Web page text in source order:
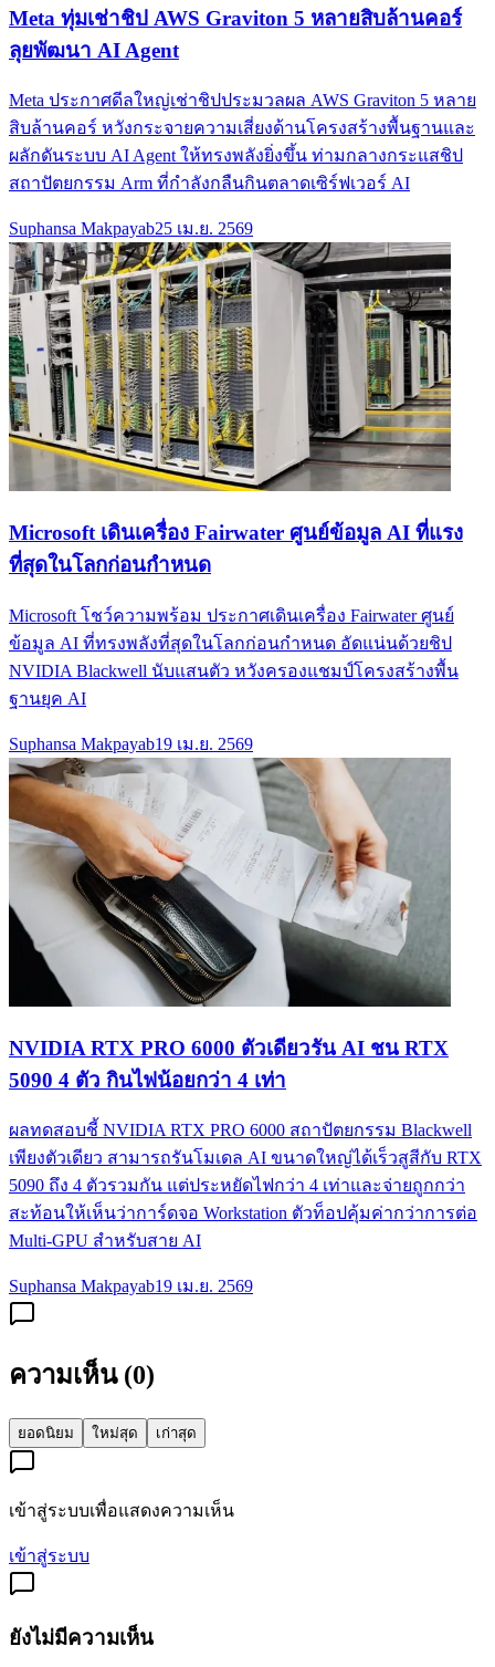
Meta ทุ่มเช่าชิป AWS Graviton 5 หลายสิบล้านคอร์
ลุยพัฒนา AI Agent
Meta ประกาศดีลใหญ่เช่าชิปประมวลผล AWS Graviton 5 หลาย
สิบล้านคอร์ หวังกระจายความเสี่ยงด้านโครงสร้างพื้นฐานและ
ผลักดันระบบ AI Agent ให้ทรงพลังยิ่งขึ้น ท่ามกลางกระแสชิป
สถาปัตยกรรม Arm ที่กำลังกลืนกินตลาดเซิร์ฟเวอร์ AI
Suphansa Makpayab25 เม.ย. 2569
Microsoft เดินเครื่อง Fairwater ศูนย์ข้อมูล AI ที่แรง
ที่สุดในโลกก่อนกำหนด
Microsoft โชว์ความพร้อม ประกาศเดินเครื่อง Fairwater ศูนย์
ข้อมูล AI ที่ทรงพลังที่สุดในโลกก่อนกำหนด อัดแน่นด้วยชิป
NVIDIA Blackwell นับแสนตัว หวังครองแชมป์โครงสร้างพื้น
ฐานยุค AI
Suphansa Makpayab19 เม.ย. 2569
NVIDIA RTX PRO 6000 ตัวเดียวรัน AI ชน RTX
5090 4 ตัว กินไฟน้อยกว่า 4 เท่า
ผลทดสอบชี้ NVIDIA RTX PRO 6000 สถาปัตยกรรม Blackwell
เพียงตัวเดียว สามารถรันโมเดล AI ขนาดใหญ่ได้เร็วสูสีกับ RTX
5090 ถึง 4 ตัวรวมกัน แต่ประหยัดไฟกว่า 4 เท่าและจ่ายถูกกว่า
สะท้อนให้เห็นว่าการ์ดจอ Workstation ตัวท็อปคุ้มค่ากว่าการต่อ
Multi-GPU สำหรับสาย AI
Suphansa Makpayab19 เม.ย. 2569
ความเห็น (0)
ยอดนิยม ใหม่สุด เก่าสุด
เข้าสู่ระบบเพื่อแสดงความเห็น
เข้าสู่ระบบ
ยังไม่มีความเห็น